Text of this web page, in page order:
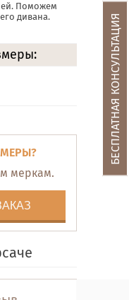
Поможем
дивана.
меркам.
БЕСПЛАТНАЯ КОНСУЛЬТАЦИЯ